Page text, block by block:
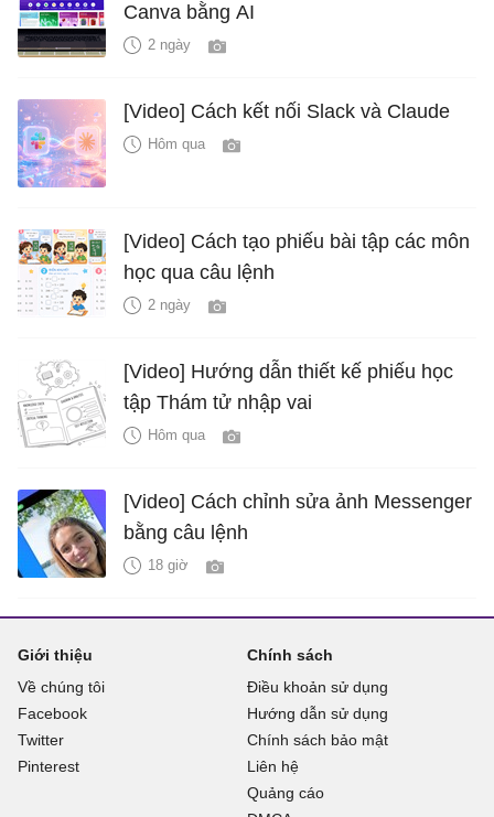
Canva bằng AI
2 ngày
[Video] Cách kết nối Slack và Claude
Hôm qua
[Video] Cách tạo phiếu bài tập các môn
học qua câu lệnh
2 ngày
[Video] Hướng dẫn thiết kế phiếu học
tập Thám tử nhập vai
Hôm qua
[Video] Cách chỉnh sửa ảnh Messenger
bằng câu lệnh
18 giờ
Giới thiệu
Về chúng tôi
Facebook
Twitter
Pinterest
Chính sách
Điều khoản sử dụng
Hướng dẫn sử dụng
Chính sách bảo mật
Liên hệ
Quảng cáo